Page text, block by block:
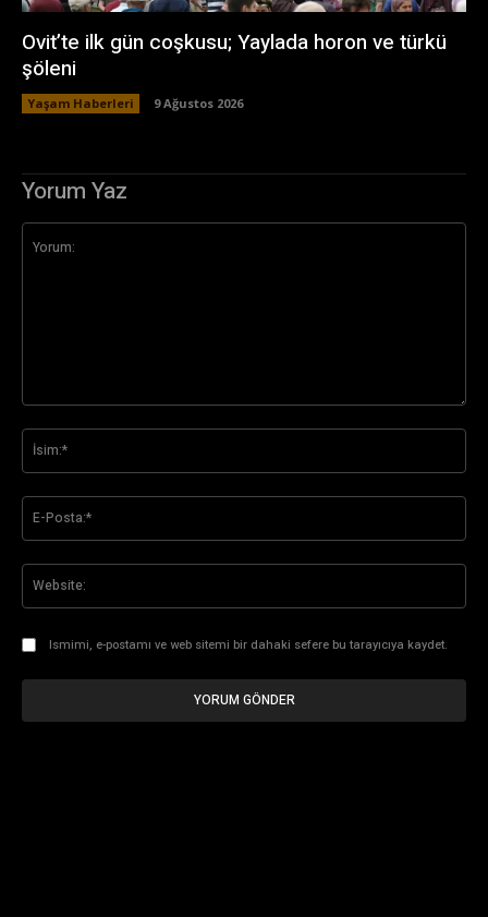
Ovit’te ilk gün coşkusu; Yaylada horon ve türkü
şöleni
Yaşam Haberleri 9 Ağustos 2026
Yorum Yaz
Ismimi, e-postamı ve web sitemi bir dahaki sefere bu tarayıcıya kaydet.